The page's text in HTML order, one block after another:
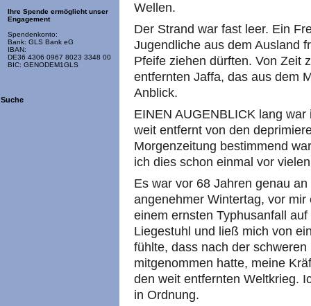
Ihre Spende ermöglicht unser
Engagement
Spendenkonto:
Bank: GLS Bank eG
IBAN:
DE36 4306 0967 8023 3348 00
BIC: GENODEM1GLS
Suche
Wellen.
Der Strand war fast leer. Ein
Jugendliche aus dem Ausland
Pfeife ziehen dürften. Von Zeit
entfernten Jaffa, das aus dem
Anblick.
EINEN AUGENBLICK lang
weit entfernt von den
Morgenzeitung bestimmend
ich dies schon einmal vor
Es war vor 68 Jahren genau
angenehmer Wintertag, vor
einem ernsten Typhusanfall
Liegestuhl und ließ mich von
fühlte, dass nach der
mitgenommen hatte, meine
den weit entfernten Weltkrieg.
in Ordnung.